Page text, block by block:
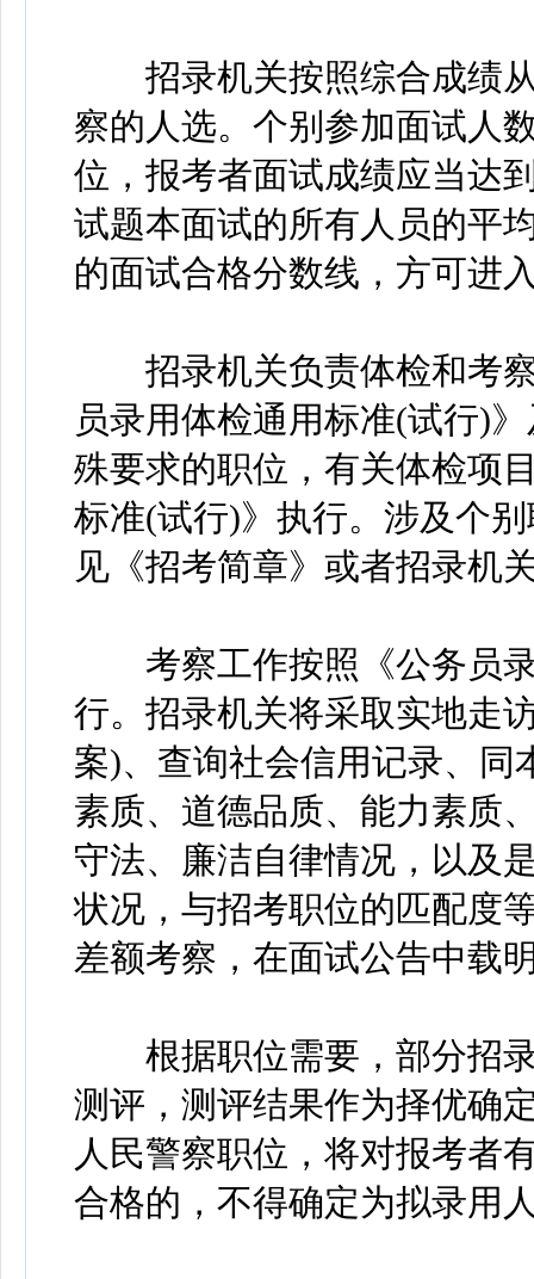
招录机关按照综合成绩从
察的人选。个别参加面试人
位，报考者面试成绩应当达
试题本面试的所有人员的平
的面试合格分数线，方可进
招录机关负责体检和考察
员录用体检通用标准(试行)
殊要求的职位，有关体检项
标准(试行)》执行。涉及个
见《招考简章》或者招录机
考察工作按照《公务员录
行。招录机关将采取实地走
案)、查询社会信用记录、同
素质、道德品质、能力素质
守法、廉洁自律情况，以及
状况，与招考职位的匹配度
差额考察，在面试公告中载
根据职位需要，部分招录
测评，测评结果作为择优确
人民警察职位，将对报考者
合格的，不得确定为拟录用